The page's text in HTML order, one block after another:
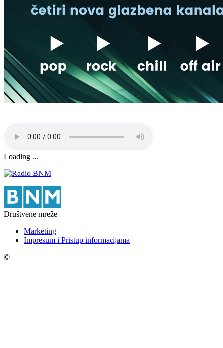
Loading ...
Društvene mreže
Marketing
Impresum i Pristup informacijama
©